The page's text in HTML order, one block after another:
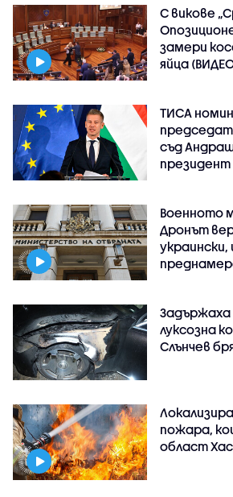
С викове
замери
яйца
ТИСА
съд
президент
Военното
Дронът
луксозна
Слънчев
пожара,
област